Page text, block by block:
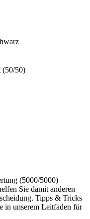
(50/50)
(5000/5000)
Sie damit anderen
Tipps & Tricks
in unserem Leitfaden für